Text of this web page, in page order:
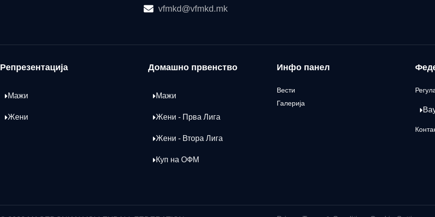
vfmkd@vfmkd.mk
Репрезентација
Мажи
Жени
Домашно првенство
Мажи
Жени - Прва Лига
Жени - Втора Лига
Куп на ОФМ
Инфо панел
Вести
Галерија